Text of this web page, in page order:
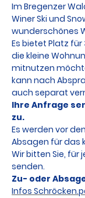
Im Bregenzer
Winer Ski und
wunderschönes
Es bietet Platz für
die kleine
mitnutzen
kann nach
auch separat
Ihre Anfrage
zu.
Es werden vor
Absagen für das
Wir bitten Sie, für
senden.
Zu- oder
Infos